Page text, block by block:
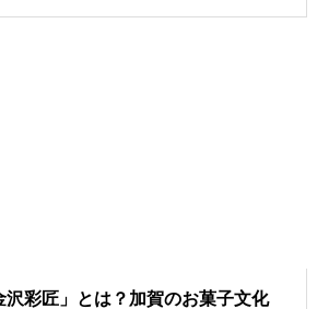
沢彩匠」とは？加賀のお菓子文化